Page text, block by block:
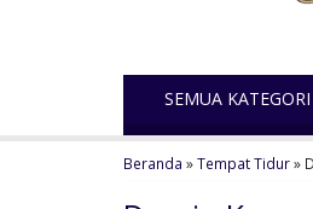
SEMUA
Beranda »Tempat Tidur»